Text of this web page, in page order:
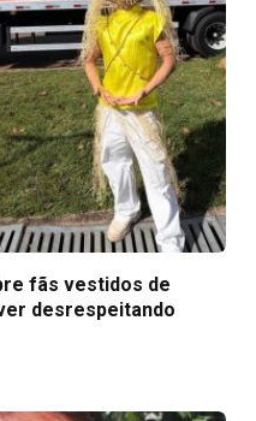
fãs vestidos de
desrespeitando